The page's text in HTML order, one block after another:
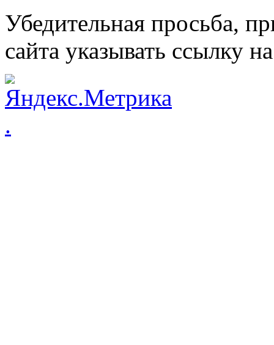
Убедительная просьба,
сайта указывать ссылку
.